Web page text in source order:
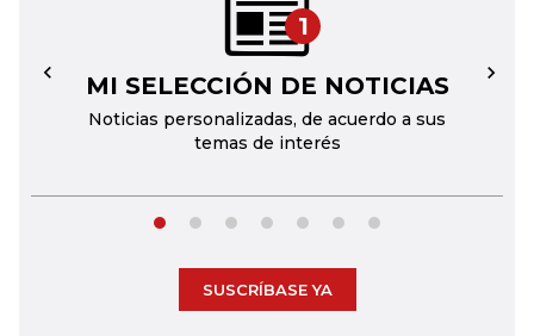
1
MI SELECCIÓN DE NOTICIAS
Noticias personalizadas, de acuerdo a sus
temas de interés
← →
SUSCRÍBASE YA